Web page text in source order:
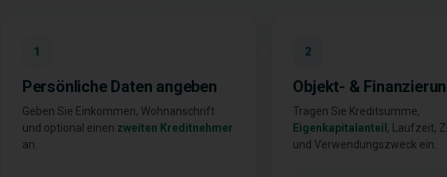
1
Persönliche Daten angeben
Geben Sie Einkommen, Wohnanschrift
und optional einen zweiten Kreditnehmer
an.
2
Objekt- &
Tragen Sie Kreditsumme,
Eigenkapitalanteil , Laufzeit,
und Verwendungszweck ein.